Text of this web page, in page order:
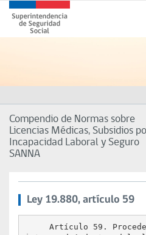
principalSuperintendencia
de
Seguridad
Gobierno
Compendio de Normas sobre
Licencias Médicas, Subsidios
Incapacidad Laboral y Seguro
SANNA
Ley 19.880, artículo 59
Artículo 59.